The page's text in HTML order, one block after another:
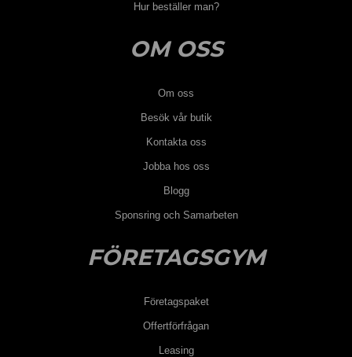
Hur beställer man?
OM OSS
Om oss
Besök vår butik
Kontakta oss
Jobba hos oss
Blogg
Sponsring och Samarbeten
FÖRETAGSGYM
Företagspaket
Offertförfrågan
Leasing